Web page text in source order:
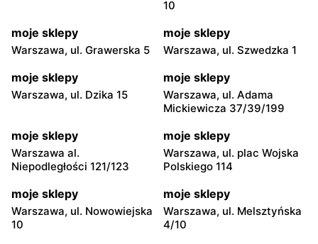
10
moje sklepy
Warszawa, ul. Grawerska 5
moje sklepy
Warszawa, ul. Szwedzka 1
moje sklepy
Warszawa, ul. Dzika 15
moje sklepy
Warszawa, ul. Adama
Mickiewicza 37/39/199
moje sklepy
Warszawa al.
Niepodległości 121/123
moje sklepy
Warszawa, ul. plac Wojska
Polskiego 114
moje sklepy
Warszawa, ul. Nowowiejska
10
moje sklepy
Warszawa, ul. Melsztyńska
4/10